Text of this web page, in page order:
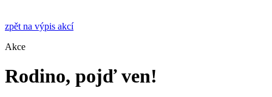
zpět na výpis akcí
Akce
Rodino, pojď ven!